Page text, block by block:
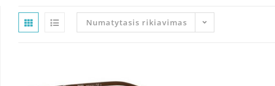
Numatytasis rikiavimas